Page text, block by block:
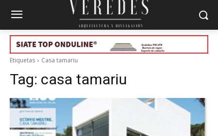
Etiquetas Casa tamariu
Tag: casa tamariu